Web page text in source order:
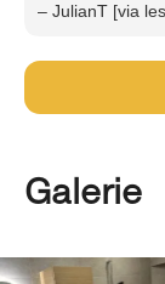
– JulianT [via
Galerie